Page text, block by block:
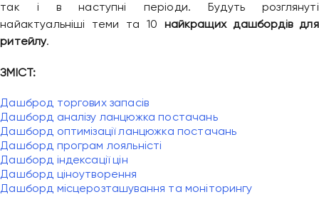
так і в наступні періоди. Будуть розглянуті
найактуальніші теми та 10 найкращих дашбордів для
ритейлу.
ЗМІСТ:
Дашброд торгових запасів
Дашборд аналізу ланцюжка постачань
Дашборд оптимізації ланцюжка постачань
Дашборд програм лояльністі
Дашборд індексації цін
Дашборд ціноутворення
Дашборд місцерозташування та моніторингу